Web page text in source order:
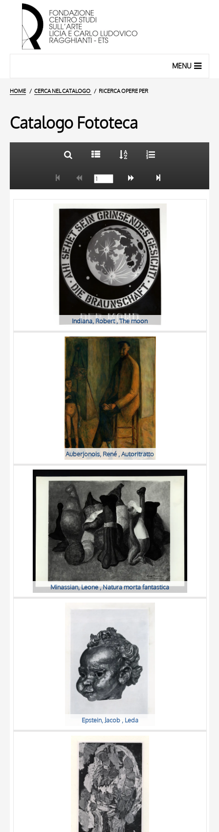
MENU
HOME CERCA NEL CATALOGO RICERCA OPERE PER
Catalogo Fototeca
AUTORE
LOCALIZZAZIONE
DATA
Indiana, Robert , The moon
Auberjonois, René , Autoritratto
Minassian, Leone , Natura morta fantastica
Epstein, Jacob , Leda